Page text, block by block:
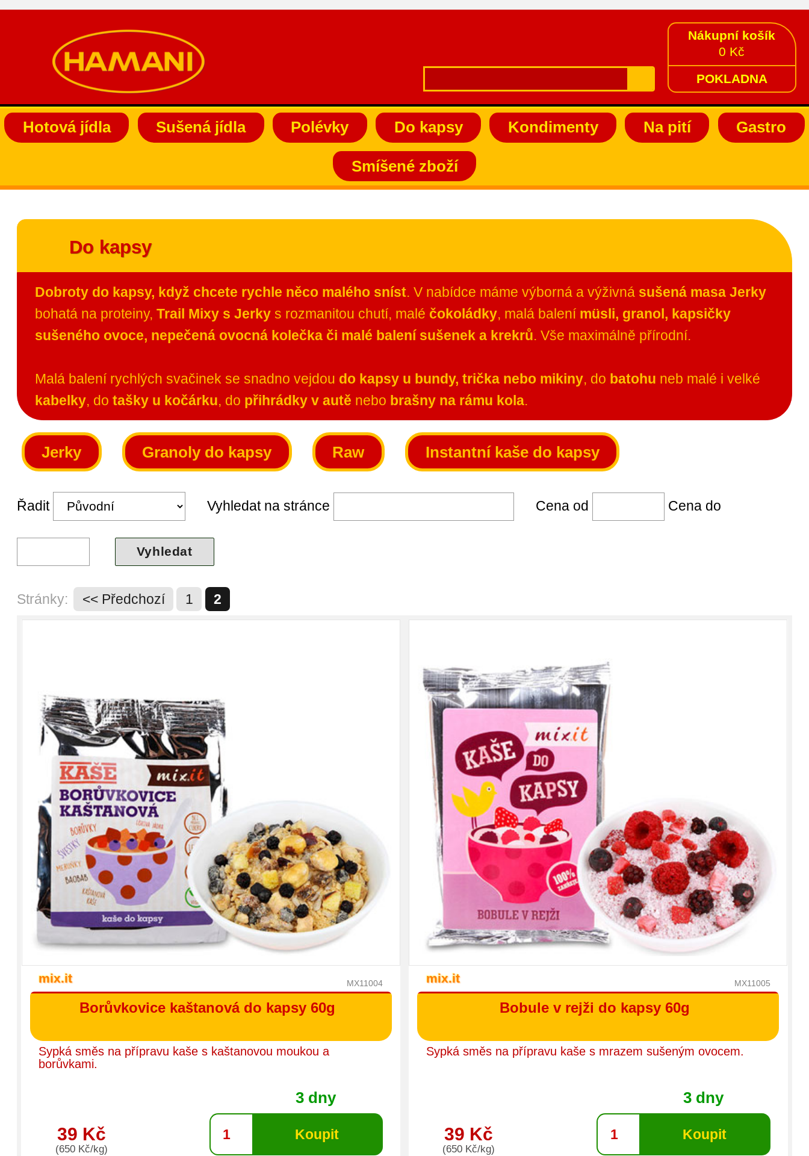
Nákupní košík
0 Kč
POKLADNA
Hotová jídla Sušená jídla Polévky Do kapsy Kondimenty Na pití Gastro
Smíšené zboží
Do kapsy
Dobroty do kapsy, když chcete rychle něco malého sníst. V nabídce máme výborná a výživná sušená masa Jerky
bohatá na proteiny, Trail Mixy s Jerkys rozmanitou chutí, malé čokoládky, malá balení müsli, granol, kapsičky
sušeného ovoce, nepečená ovocná kolečka či malé balení sušenek a krekrů. Vše maximálně přírodní.
Malá balení rychlých svačinek se snadno vejdou do kapsy u bundy, trička nebo mikiny, do batohu neb malé i velké
kabelky, do tašky u kočárku, do přihrádky v autě nebo brašny na rámu kola.
Jerky Granoly do kapsy Raw Instantní kaše do kapsy
Řadit Vyhledat na stránce Cena od Cena do
Stránky: << Předchozí 1 2
mix.it
Borůvkovice kaštanová do kapsy 60g
Sypká směs na přípravu kaše s kaštanovou moukou a
borůvkami.
MX11004
3 dny
39 Kč
(650 Kč/kg)
mix.it
Bobule v rejži do kapsy 60g
Sypká směs na přípravu kaše s mrazem sušeným ovocem.
MX11005
3 dny
39 Kč
(650 Kč/kg)